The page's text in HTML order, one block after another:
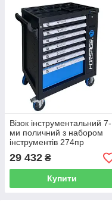
Візок інструментальний 7-
ми поличний з набором
інструментів 274пр
Forsage F-55300 (Код:
51381)
29 432 ₴
Купити